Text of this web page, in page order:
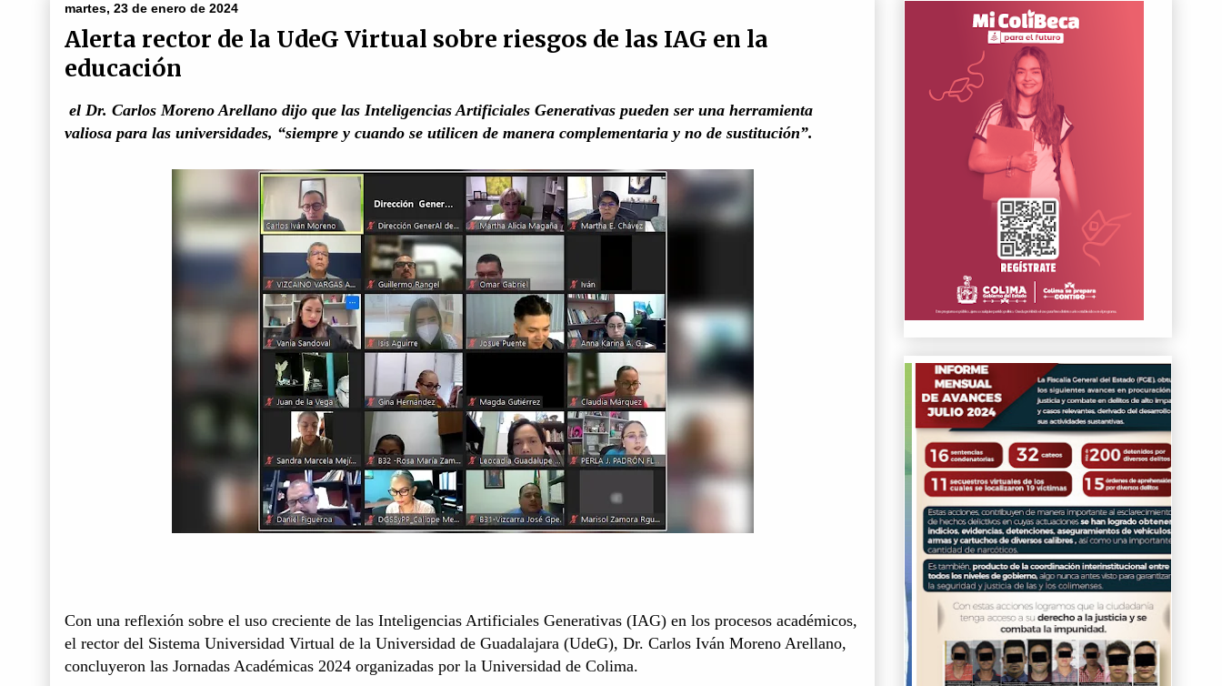
martes, 23 de enero de 2024
Alerta rector de la UdeG Virtual sobre riesgos de las IAG en la
educación
el Dr. Carlos Moreno Arellano dijo que las Inteligencias Artificiales Generativas pueden ser una herramienta
valiosa para las universidades, “siempre y cuando se utilicen de manera complementaria y no de sustitución”.
Con una reflexión sobre el uso creciente de las Inteligencias Artificiales Generativas (IAG) en los procesos académicos,
el rector del Sistema Universidad Virtual de la Universidad de Guadalajara (UdeG), Dr. Carlos Iván Moreno Arellano,
concluyeron las Jornadas Académicas 2024 organizadas por la Universidad de Colima.